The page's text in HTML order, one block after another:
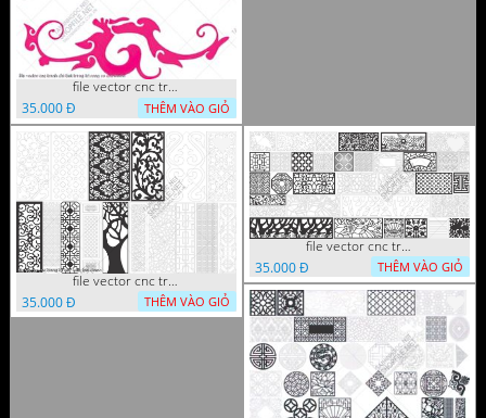
file vector cnc tranh chi tiet trang tri rong co cnc
35.000 Đ
THÊM VÀO GIỎ
file vector cnc trang tri tranh du loai
35.000 Đ
THÊM VÀO GIỎ
file vector cnc trang tri tranh decor
35.000 Đ
THÊM VÀO GIỎ